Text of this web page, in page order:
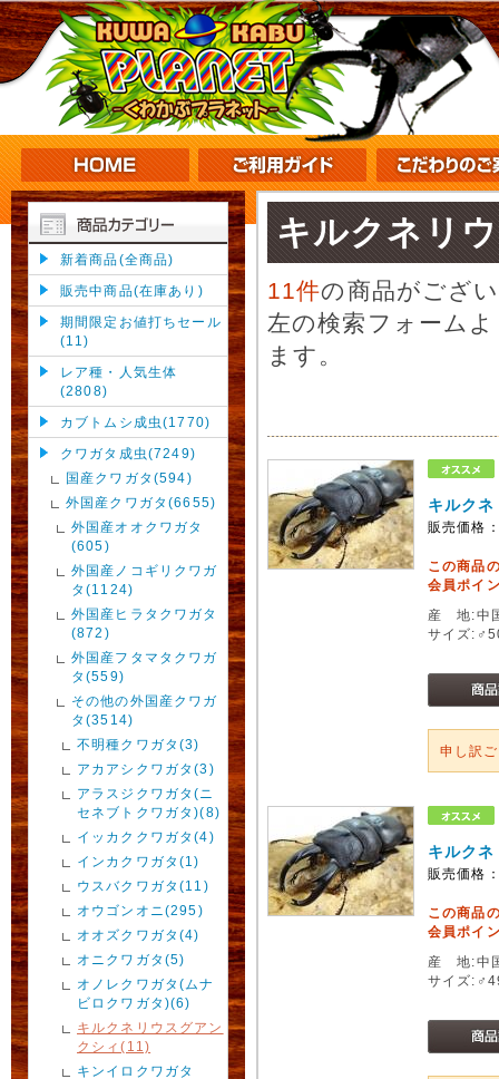
新着商品(全商品)
販売中商品(在庫あり)
期間限定お値打ちセール
(11)
レア種・人気生体
(2808)
カブトムシ成虫(1770)
クワガタ成虫(7249)
国産クワガタ(594)
外国産クワガタ(6655)
外国産オオクワガタ
(605)
外国産ノコギリクワガ
タ(1124)
外国産ヒラタクワガタ
(872)
外国産フタマタクワガ
タ(559)
その他の外国産クワガ
タ(3514)
不明種クワガタ(3)
アカアシクワガタ(3)
アラスジクワガタ(ニ
セネブトクワガタ)(8)
イッカククワガタ(4)
インカクワガタ(1)
ウスバクワガタ(11)
オウゴンオニ(295)
オオズクワガタ(4)
オニクワガタ(5)
オノレクワガタ(ムナ
ビロクワガタ)(6)
キルクネリウスグアン
クシィ(11)
キンイロクワガタ
キルクネリ
11件の商品がござ
左の検索フォーム
ます。
キルク
販売価格
この商品
会員ポイ
産 地:中
サイズ
申し訳
キルク
販売価格
この商品
会員ポイ
産 地:中
サイズ